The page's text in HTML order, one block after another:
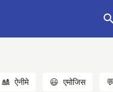
🎎 ऐनीमे 😃 एमोजिस